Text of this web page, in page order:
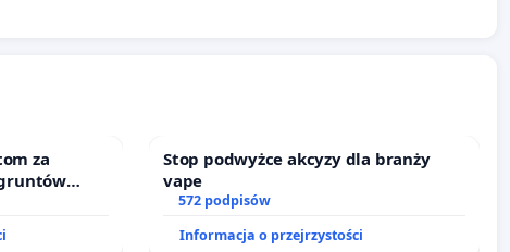
za
ogrody
Stop podwyżce akcyzy dla branży
vape
572 podpisów
Informacja o przejrzystości